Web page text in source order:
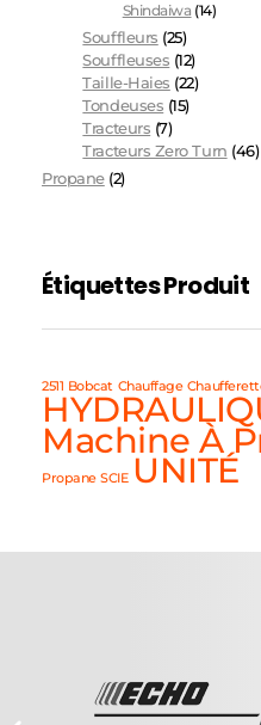
Shindaiwa (14)
Souffleurs (25)
Souffleuses (12)
Taille-Haies (22)
Tondeuses (15)
Tracteurs (7)
Tracteurs Zero Turn (46)
Propane (2)
Étiquettes Produit
2511 Bobcat Chauffage
Machine À
Propane SCIE UNITÉ